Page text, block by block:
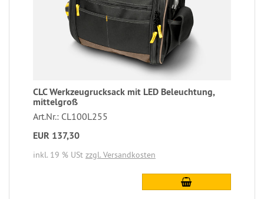
CLC Werkzeugrucksack mit LED Beleuchtung,
mittelgroß
Art.Nr.: CL100L255
EUR 137,30
inkl. 19 % USt zzgl. Versandkosten